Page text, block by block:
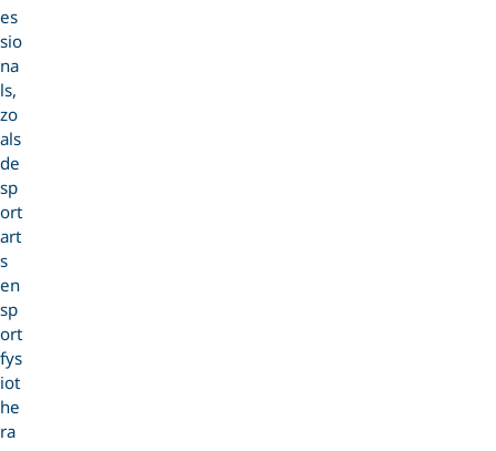
es
sio
na
ls,
zo
als
de
sp
ort
art
s
en
sp
ort
fys
iot
he
ra